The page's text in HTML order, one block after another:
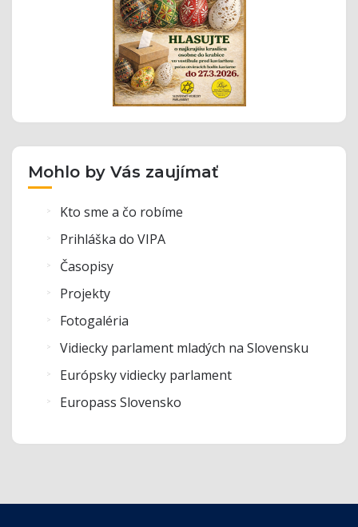
Mohlo by Vás zaujímať
Kto sme a čo robíme
Prihláška do VIPA
Časopisy
Projekty
Fotogaléria
Vidiecky parlament mladých na Slovensku
Európsky vidiecky parlament
Europass Slovensko